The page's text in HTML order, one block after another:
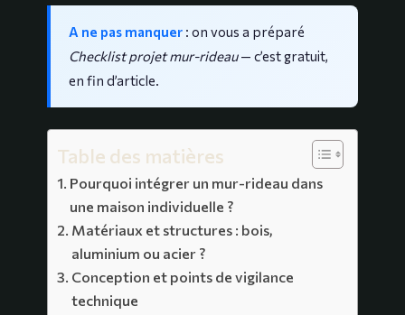
A ne pas manquer : on vous a préparé
Checklist projet mur-rideau— c’est gratuit,
en fin d’article.
Table des matières
Pourquoi intégrer un mur-rideau dans
une maison individuelle ?
Matériaux et structures : bois,
aluminium ou acier ?
Conception et points de vigilance
technique